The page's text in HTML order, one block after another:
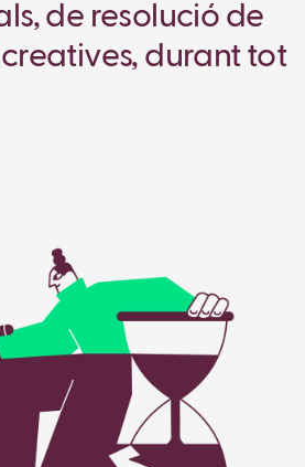
de resolució de
durant tot